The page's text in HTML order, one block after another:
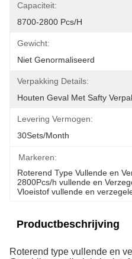
Capaciteit:
8700-2800 Pcs/h
Gewicht:
Niet Genormaliseerd
Verpakking Details:
Houten Geval Met Safty
Levering Vermogen:
30Sets/Month
Markeren:
Roterend Type Vullende en
2800Pcs/h vullende en
Vloeistof vullende en
Productbeschrijving
Roterend type vullende en